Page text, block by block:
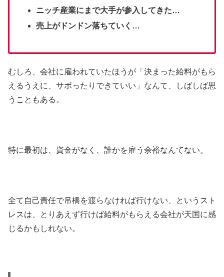
ニッチ産業にまで大手が参入してきた…
売上がドンドン落ちていく…
むしろ、会社に雇われていたほうが「決まった給料がもら
えるうえに、サボったりできていい」なんて、しばしば思
うこともある。
特に最初は、資金がなく、誰かを雇う余裕なんてない。
全て自己責任で吊橋を渡らなければ行けない、というスト
レスは、とりあえず行けば給料がもらえる会社が天国に感
じるかもしれない。